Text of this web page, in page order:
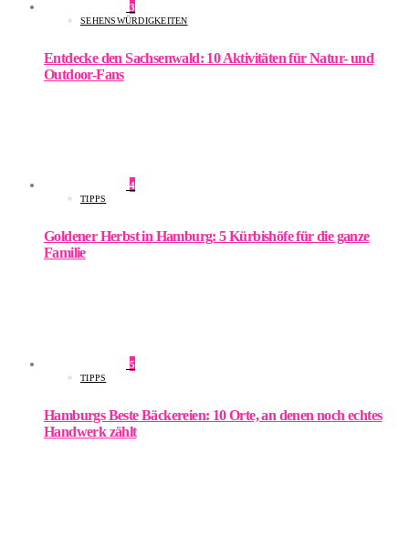
3
SEHENSWÜRDIGKEITEN
Entdecke den Sachsenwald: 10 Aktivitäten für Natur- und
Outdoor-Fans
4
TIPPS
Goldener Herbst in Hamburg: 5 Kürbishöfe für die ganze
Familie
5
TIPPS
Hamburgs Beste Bäckereien: 10 Orte, an denen noch echtes
Handwerk zählt